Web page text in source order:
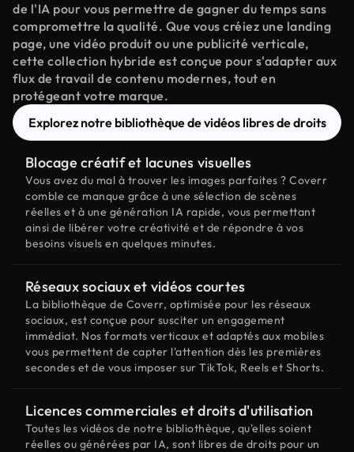
de l'IA pour vous permettre de gagner du temps sans
compromettre la qualité. Que vous créiez une landing
page, une vidéo produit ou une publicité verticale,
cette collection hybride est conçue pour s'adapter aux
flux de travail de contenu modernes, tout en
protégeant votre marque.
Explorez notre bibliothèque de vidéos libres de droits
Blocage créatif et lacunes visuelles
Vous avez du mal à trouver les images parfaites ? Coverr
comble ce manque grâce à une sélection de scènes
réelles et à une génération IA rapide, vous permettant
ainsi de libérer votre créativité et de répondre à vos
besoins visuels en quelques minutes.
Réseaux sociaux et vidéos courtes
La bibliothèque de Coverr, optimisée pour les réseaux
sociaux, est conçue pour susciter un engagement
immédiat. Nos formats verticaux et adaptés aux mobiles
vous permettent de capter l'attention dès les premières
secondes et de vous imposer sur TikTok, Reels et Shorts.
Licences commerciales et droits d'utilisation
Toutes les vidéos de notre bibliothèque, qu'elles soient
réelles ou générées par IA, sont libres de droits pour un